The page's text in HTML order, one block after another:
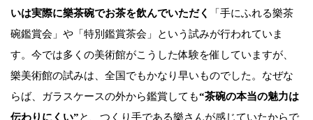
いは実際に樂茶碗でお茶を飲んでいただく
「手にふれる樂茶
碗鑑賞会」や「特別鑑賞茶会」という試みが行われていま
す。今では多くの美術館がこうした体験を催していますが、
樂美術館の試みは、全国でもかなり早いものでした。なぜな
らば、ガラスケースの外から鑑賞しても“茶碗の本当の魅力は
伝わりにくい”と、つくり手である樂さんが感じていたからで